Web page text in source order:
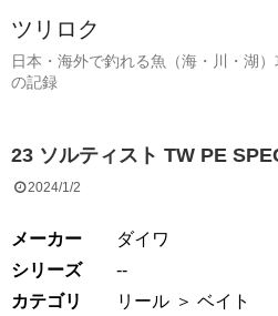
ツリロク
日本・海外で釣れる魚（海・川・湖）
の記録
23 ソルティスト TW PE
2024/1/2
メーカー
ダイワ
シリーズ
--
カテゴリ
リール ＞ ベイト